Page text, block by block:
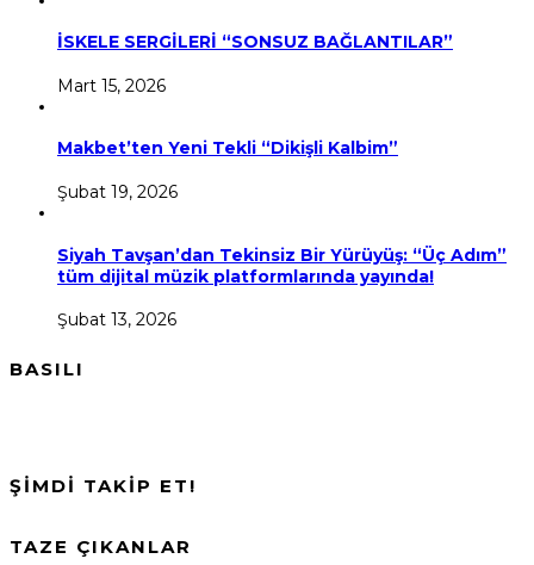
İSKELE SERGİLERİ “SONSUZ BAĞLANTILAR”
Mart 15, 2026
Makbet’ten Yeni Tekli “Dikişli Kalbim”
Şubat 19, 2026
Siyah Tavşan’dan Tekinsiz Bir Yürüyüş: “Üç Adım”
tüm dijital müzik platformlarında yayında!
Şubat 13, 2026
BASILI
ŞİMDİ TAKİP ET!
TAZE ÇIKANLAR